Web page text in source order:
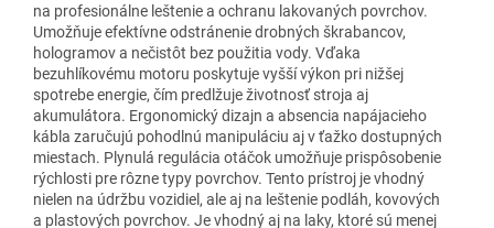
na profesionálne leštenie a ochranu lakovaných povrchov.
Umožňuje efektívne odstránenie drobných škrabancov,
hologramov a nečistôt bez použitia vody. Vďaka
bezuhlíkovému motoru poskytuje vyšší výkon pri nižšej
spotrebe energie, čím predlžuje životnosť stroja aj
akumulátora. Ergonomický dizajn a absencia napájacieho
kábla zaručujú pohodlnú manipuláciu aj v ťažko dostupných
miestach. Plynulá regulácia otáčok umožňuje prispôsobenie
rýchlosti pre rôzne typy povrchov. Tento prístroj je vhodný
nielen na údržbu vozidiel, ale aj na leštenie podláh, kovových
a plastových povrchov. Je vhodný aj na laky, ktoré sú menej